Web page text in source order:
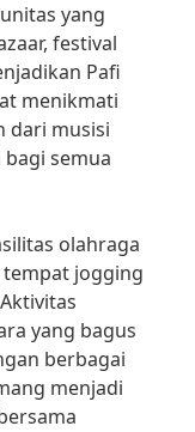
yang
festival
Pafi
menikmati
dari musisi
semua
olahraga
tempat jogging
yang bagus
berbagai
menjadi